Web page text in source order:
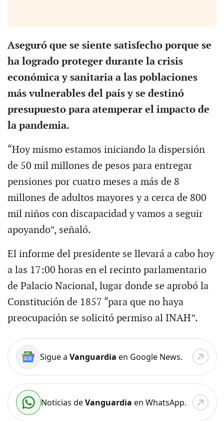
Aseguró que se siente satisfecho porque se
ha logrado proteger durante la crisis
económica y sanitaria a las poblaciones
más vulnerables del país y se destinó
presupuesto para atemperar el impacto de
la pandemia.
“Hoy mismo estamos iniciando la dispersión
de 50 mil millones de pesos para entregar
pensiones por cuatro meses a más de 8
millones de adultos mayores y a cerca de 800
mil niños con discapacidad y vamos a seguir
apoyando”, señaló.
El informe del presidente se llevará a cabo hoy
a las 17:00 horas en el recinto parlamentario
de Palacio Nacional, lugar donde se aprobó la
Constitución de 1857 “para que no haya
preocupación se solicitó permiso al INAH”.
Sigue a Vanguardia en Google News.
Noticias deVanguardia en WhatsApp.